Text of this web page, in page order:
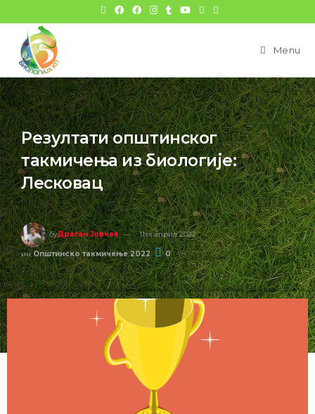
Menu
Резултати општинског
такмичења из биологије:
Лесковац
бyДраган Јовчев 11тх април 2022
ин Општинско такмичење 2022 0